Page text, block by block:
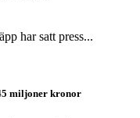
har satt press...
miljoner kronor